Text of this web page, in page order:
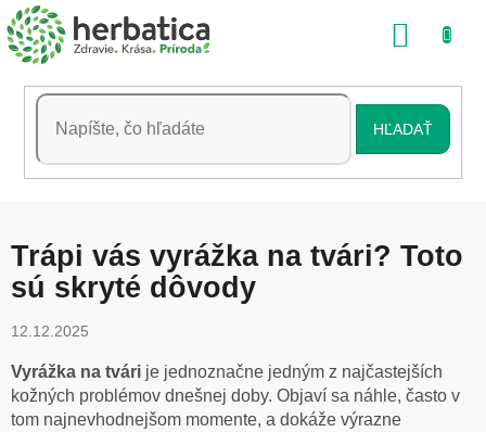
Prejsť
na
obsah
HĽADAŤ
Trápi vás vyrážka na tvári? Toto
sú skryté dôvody
12.12.2025
Vyrážka na tvári je jednoznačne jedným z najčastejších
kožných problémov dnešnej doby. Objaví sa náhle, často v
tom najnevhodnejšom momente, a dokáže výrazne